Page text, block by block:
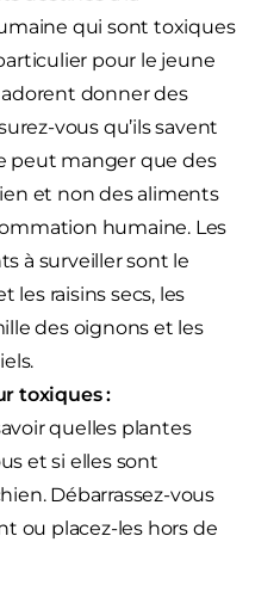
qui sont toxiques
pour le jeune
donner des
vous qu’ils savent
peut manger que des
et non des aliments
humaine. Les
à surveiller sont le
les raisins secs, les
des oignons et les
toxiques :
quelles plantes
et si elles sont
Débarrassez-vous
ou placez-les hors de